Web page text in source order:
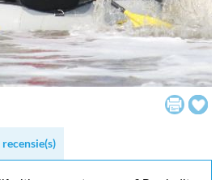
recensie(s)